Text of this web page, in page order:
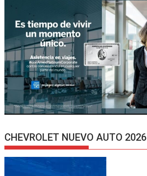
CHEVROLET NUEVO AUTO 2026